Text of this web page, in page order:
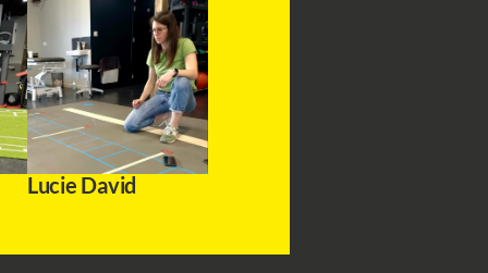
Lucie David